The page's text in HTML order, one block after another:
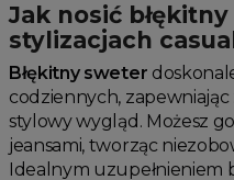
Jak nosić
stylizacjach
Błękitny sweter
codziennych,
stylowy wygląd. Możesz
jeansami, tworząc
Idealnym uzupełnieniem